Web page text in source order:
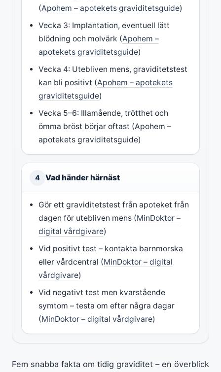
(Apohem – apotekets graviditetsguide)
Vecka 3: Implantation, eventuell lätt
blödning och molvärk (Apohem –
apotekets graviditetsguide)
Vecka 4: Utebliven mens, graviditetstest
kan bli positivt (Apohem – apotekets
graviditetsguide)
Vecka 5–6: Illamående, trötthet och
ömma bröst börjar oftast (Apohem –
apotekets graviditetsguide)
4 Vad händer härnäst
Gör ett graviditetstest från apoteket från
dagen för utebliven mens (MinDoktor –
digital vårdgivare)
Vid positivt test – kontakta barnmorska
eller vårdcentral (MinDoktor – digital
vårdgivare)
Vid negativt test men kvarstående
symtom – testa om efter några dagar
(MinDoktor – digital vårdgivare)
Fem snabba fakta om tidig graviditet – en överblick